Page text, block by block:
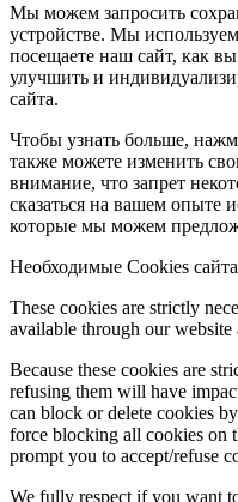
Мы можем запросить
устройстве. Мы
посещаете наш сайт, как
улучшить и
сайта.
Чтобы узнать больше,
также можете изменить
внимание, что запрет
сказаться на вашем опыте
которые мы можем
Необходимые Cookies сайта
These cookies are strictly
available through our website
Because these cookies are
refusing them will have
can block or delete cookies
force blocking all cookies on
prompt you to accept/refuse
We fully respect if you want